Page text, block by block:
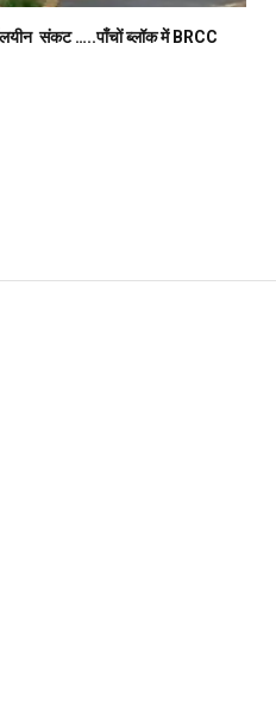
संकट …..पाँचों ब्लॉक में BRCC